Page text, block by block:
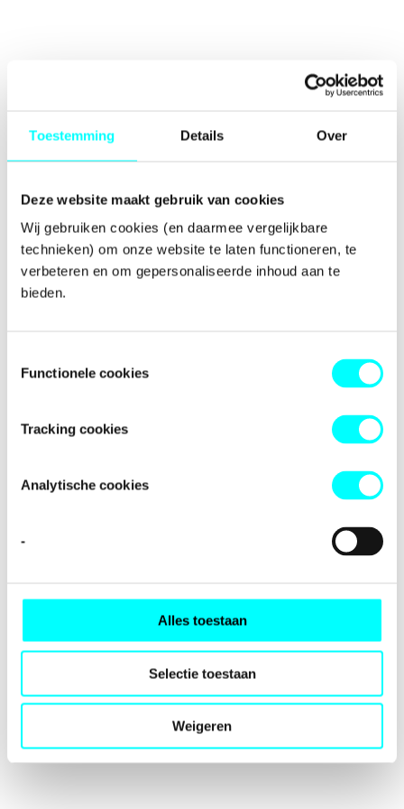
Toestemming Details Over
Deze website maakt gebruik van cookies
Wij gebruiken cookies (en daarmee vergelijkbare
technieken) om onze website te laten functioneren, te
verbeteren en om gepersonaliseerde inhoud aan te
bieden.
Functionele cookies
Tracking cookies
Analytische cookies
-
Alles toestaan
Selectie toestaan
Weigeren
-side exception has occurred while
browser consolefor